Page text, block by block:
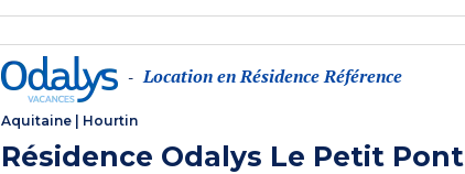
- Location en Résidence Référence
Aquitaine Hourtin
Résidence Odalys Le Petit Pont